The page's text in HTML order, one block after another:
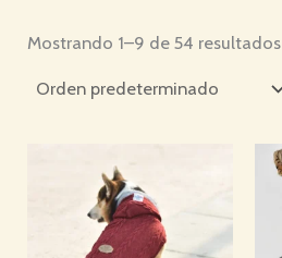
Mostrando 1–9 de 54 resultados